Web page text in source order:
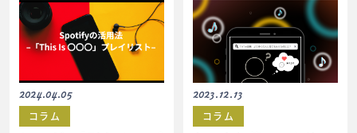
2024.04.05
コラム
2023.12.13
コラム